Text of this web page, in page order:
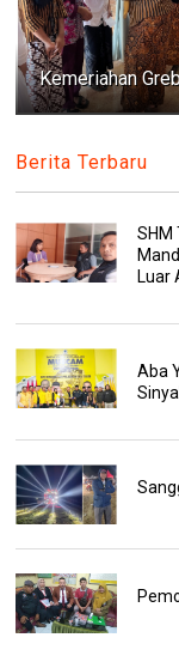
Kemeriahan
Berita Terbaru
SHM
Luar
Aba